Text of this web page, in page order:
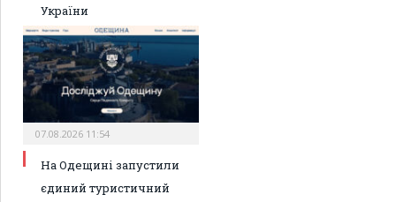
України
07.08.2026 11:54
На Одещині запустили
єдиний туристичний